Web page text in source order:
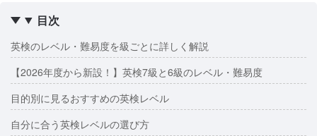
目次
英検のレベル・難易度を級ごとに詳しく解説
【2026年度から新設！】英検7級と6級のレベル・難易度
目的別に見るおすすめの英検レベル
自分に合う英検レベルの選び方